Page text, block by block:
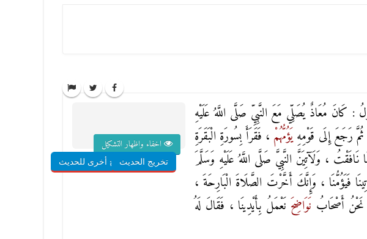
: كَانَ مُعَاذٌ يُصَلِّي مَعَ النَّبِيِّ صَلَّى اللَّهُ عَلَيْهِ
ثُمَّ رَجَعَ إِلَى قَوْمِهِيَؤُمُّهُمْ ، فَقَرَأَ بِسُورَةِ الْبَقَرَةِ
، وَلَآتِيَنَّ النَّبِيَّ صَلَّى اللَّهُ عَلَيْهِ وَسَلَّمَ
فَيَؤُمُّنَا ، وَإِنَّكَ أَخَّرْتَ الصَّلَاةَ الْبَارِحَةَ ،
أَصْحَابُ نَوَاضِحَ نَعْمَلُ بِأَيْدِينَا ، فَقَالَ لَهُ
اخفاء واظهار التشكيل
تخريج الحديثشروح أخرى للحديث